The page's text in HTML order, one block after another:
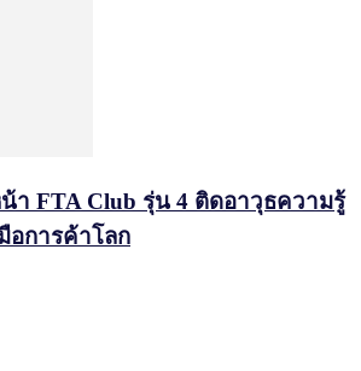
น้า FTA Club รุ่น 4 ติดอาวุธความรู้
อการค้าโลก